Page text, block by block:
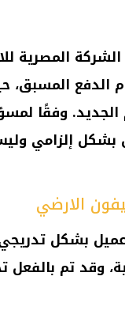
المصرية
الدفع المسبق،
الجديد. وفقًا
بشكل إلزامي
الارضي
لـ11 مليون عميل